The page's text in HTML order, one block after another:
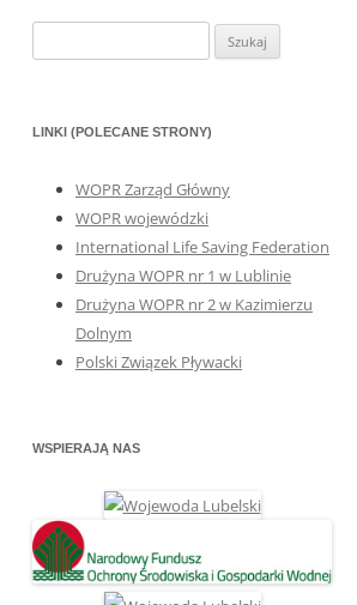
LINKI (POLECANE STRONY)
WOPR Zarząd Główny
WOPR wojewódzki
International Life Saving Federation
Drużyna WOPR nr 1 w Lublinie
Drużyna WOPR nr 2 w Kazimierzu
Dolnym
Polski Związek Pływacki
WSPIERAJĄ NAS